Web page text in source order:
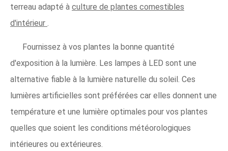
terreau adapté à culture de plantes comestibles
d'intérieur
Fournissez à vos plantes la bonne quantité
d'exposition à la lumière. Les lampes à LED sont une
alternative fiable à la lumière naturelle du soleil. Ces
lumières artificielles sont préférées car elles donnent une
température et une lumière optimales pour vos plantes
quelles que soient les conditions météorologiques
intérieures ou extérieures.